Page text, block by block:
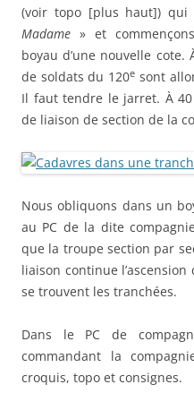
(voir topo [plus haut]) qui
Madame » et
boyau d’une nouvelle cote.
de soldats du 120e sont
Il faut tendre le jarret. À
de liaison de section de la
Nous obliquons dans un
au PC de la dite
que la troupe section par
liaison continue
se trouvent les tranchées.
Dans le PC de
commandant la
croquis, topo et consignes.